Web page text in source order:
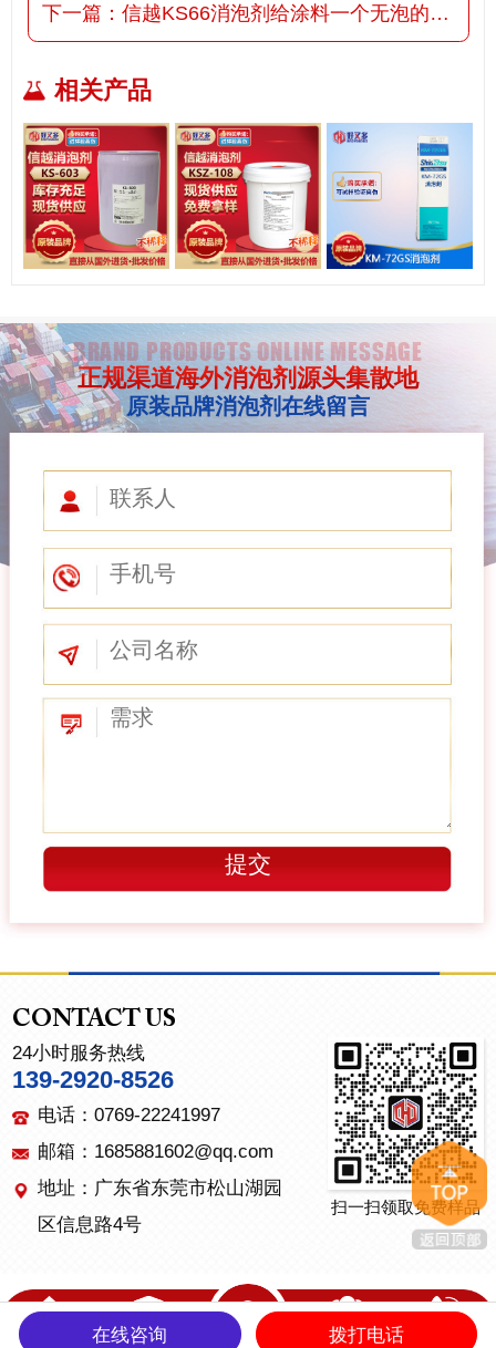
下一篇： 信越KS66消泡剂给涂料一个无泡的环境
相关产品
BRAND PRODUCTS ONLINE MESSAGE
正规渠道海外消泡剂源头集散地
原装品牌消泡剂在线留言
CONTACT US
24小时服务热线
139-2920-8526
电话：0769-22241997
邮箱：1685881602@qq.com
地址：广东省东莞市松山湖园
区信息路4号
扫一扫领取免费样品
产品中心 关于我们 联系我们
在线咨询 拨打电话